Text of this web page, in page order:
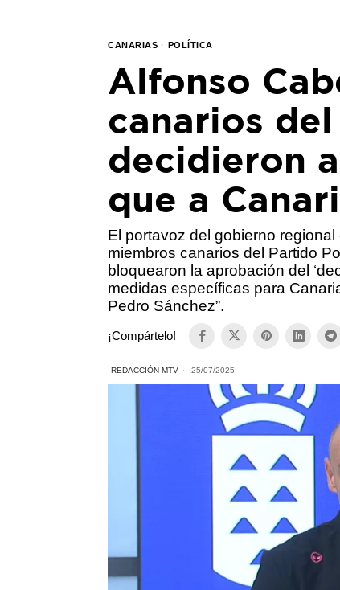
CANARIAS · POLÍTICA
Alfonso
canarios
decidieron
que a
El portavoz del gobierno
miembros canarios del Partido
bloquearon la aprobación del
medidas específicas para
Pedro Sánchez”.
¡Compártelo!
REDACCIÓN MTV 25/07/2025